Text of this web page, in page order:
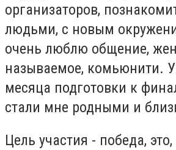
организаторов,
людьми, с новым
очень люблю общение,
называемое, комьюнити.
месяца подготовки к
стали мне родными и
Цель участия - победа,